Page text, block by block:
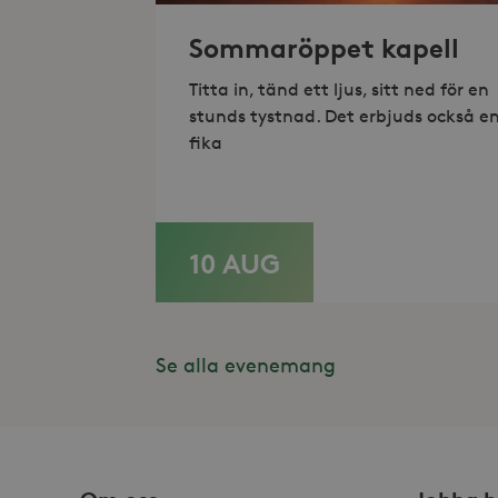
10 AUG
Sommaröppet kapell
Titta in, tänd ett ljus, sitt ned för en
stunds tystnad. Det erbjuds också
fika
LÄS MER
Se alla evenemang
Namn
Namn